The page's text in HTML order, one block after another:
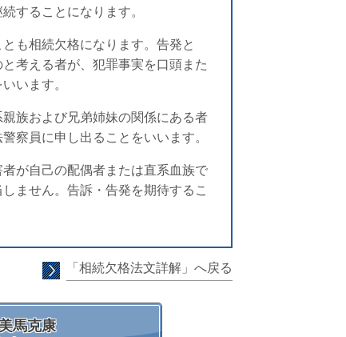
することになります。
も相続欠格になります。告発と
考える者が、犯罪事実を口頭また
います。
族および兄弟姉妹の関係にある者
察員に申し出ることをいいます。
が自己の配偶者または直系血族で
ません。告訴・告発を期待するこ
「相続欠格法文詳解」へ戻る
馬克康